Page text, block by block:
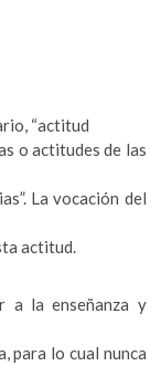
“actitud
o actitudes de las
La vocación del
actitud.
a la enseñanza y
para lo cual nunca